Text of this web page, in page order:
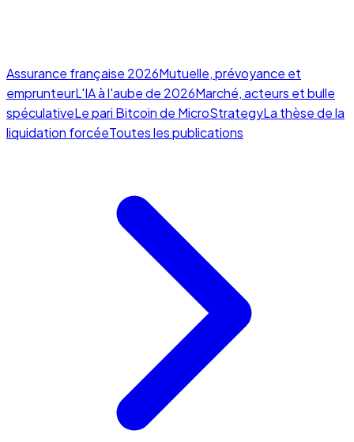
Assurance française 2026Mutuelle, prévoyance et
emprunteurL'IA à l'aube de 2026Marché, acteurs et bulle
spéculativeLe pari Bitcoin de MicroStrategyLa thèse de la
liquidation forcéeToutes les publications